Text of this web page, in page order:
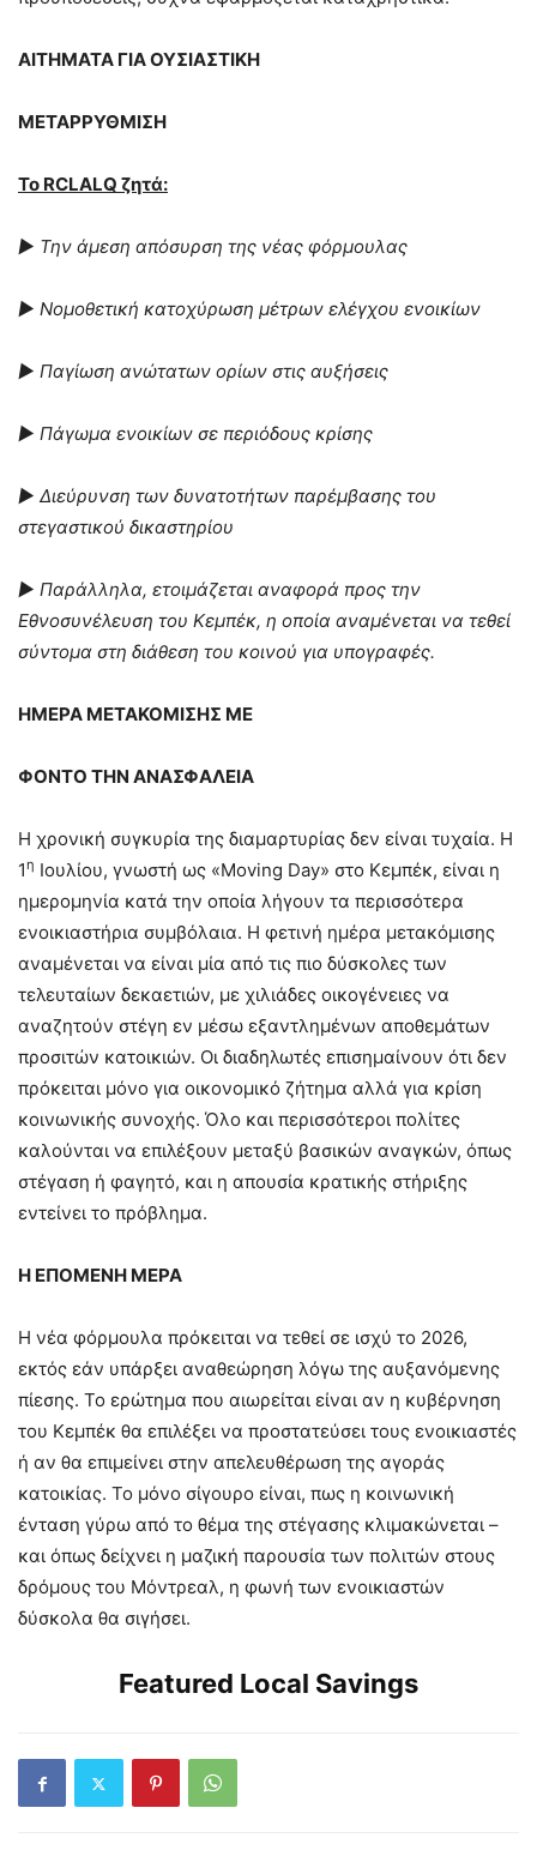
ΑΙΤΗΜΑΤΑ ΓΙΑ ΟΥΣΙΑΣΤΙΚΗ
ΜΕΤΑΡΡΥΘΜΙΣΗ
Το RCLALQ ζητά:
► Την άμεση απόσυρση της νέας φόρμουλας
► Νομοθετική κατοχύρωση μέτρων ελέγχου ενοικίων
► Παγίωση ανώτατων ορίων στις αυξήσεις
► Πάγωμα ενοικίων σε περιόδους κρίσης
► Διεύρυνση των δυνατοτήτων παρέμβασης του
στεγαστικού δικαστηρίου
► Παράλληλα, ετοιμάζεται αναφορά προς την
Εθνοσυνέλευση του Κεμπέκ, η οποία αναμένεται να τεθεί
σύντομα στη διάθεση του κοινού για υπογραφές.
ΗΜΕΡΑ ΜΕΤΑΚΟΜΙΣΗΣ ΜΕ
ΦΟΝΤΟ ΤΗΝ ΑΝΑΣΦΑΛΕΙΑ
Η χρονική συγκυρία της διαμαρτυρίας δεν είναι τυχαία. Η
1η Ιουλίου, γνωστή ως «Moving Day» στο Κεμπέκ, είναι η
ημερομηνία κατά την οποία λήγουν τα περισσότερα
ενοικιαστήρια συμβόλαια. Η φετινή ημέρα μετακόμισης
αναμένεται να είναι μία από τις πιο δύσκολες των
τελευταίων δεκαετιών, με χιλιάδες οικογένειες να
αναζητούν στέγη εν μέσω εξαντλημένων αποθεμάτων
προσιτών κατοικιών. Οι διαδηλωτές επισημαίνουν ότι δεν
πρόκειται μόνο για οικονομικό ζήτημα αλλά για κρίση
κοινωνικής συνοχής. Όλο και περισσότεροι πολίτες
καλούνται να επιλέξουν μεταξύ βασικών αναγκών, όπως
στέγαση ή φαγητό, και η απουσία κρατικής στήριξης
εντείνει το πρόβλημα.
Η ΕΠΟΜΕΝΗ ΜΕΡΑ
Η νέα φόρμουλα πρόκειται να τεθεί σε ισχύ το 2026,
εκτός εάν υπάρξει αναθεώρηση λόγω της αυξανόμενης
πίεσης. Το ερώτημα που αιωρείται είναι αν η κυβέρνηση
του Κεμπέκ θα επιλέξει να προστατεύσει τους ενοικιαστές
ή αν θα επιμείνει στην απελευθέρωση της αγοράς
κατοικίας. Το μόνο σίγουρο είναι, πως η κοινωνική
ένταση γύρω από το θέμα της στέγασης κλιμακώνεται –
και όπως δείχνει η μαζική παρουσία των πολιτών στους
δρόμους του Μόντρεαλ, η φωνή των ενοικιαστών
δύσκολα θα σιγήσει.
Featured Local Savings